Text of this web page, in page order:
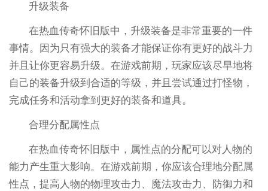
升级装备
在热血传奇怀旧版中，升级装备是非常重要的一件
事情。因为只有强大的装备才能保证你有更好的战斗力
并且让你更容易升级。在游戏前期，玩家应该尽早地将
自己的装备升级到合适的等级，并且尝试通过打怪物，
完成任务和活动拿到更好的装备和道具。
合理分配属性点
在热血传奇怀旧版中，属性点的分配可以对人物的
能力产生重大影响。在游戏前期，你应该合理地分配属
性点，提高人物的物理攻击力、魔法攻击力、防御力和